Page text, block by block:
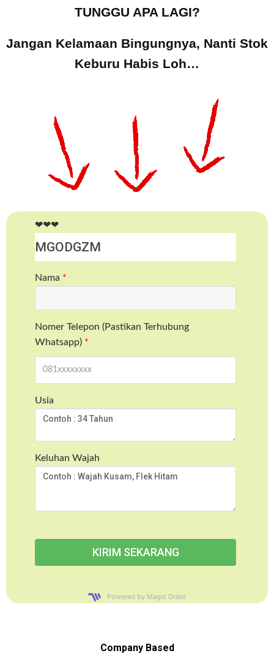
TUNGGU APA LAGI?
Jangan Kelamaan Bingungnya, Nanti Stok
Keburu Habis Loh…
❤❤❤
Nama *
Nomer Telepon (Pastikan Terhubung
Whatsapp) *
Usia
Keluhan Wajah
Powered by Magic Order
Company Based